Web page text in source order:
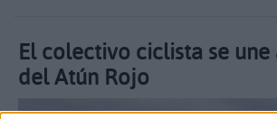
El colectivo ciclista se une
del Atún Rojo